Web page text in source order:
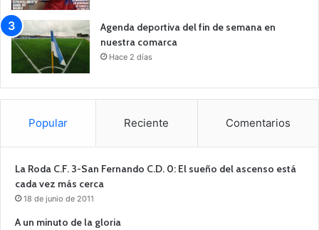
Agenda deportiva del fin de semana en
nuestra comarca
Hace 2 días
Popular Reciente Comentarios
La Roda C.F. 3-San Fernando C.D. 0: El sueño del ascenso está
cada vez más cerca
18 de junio de 2011
A un minuto de la gloria